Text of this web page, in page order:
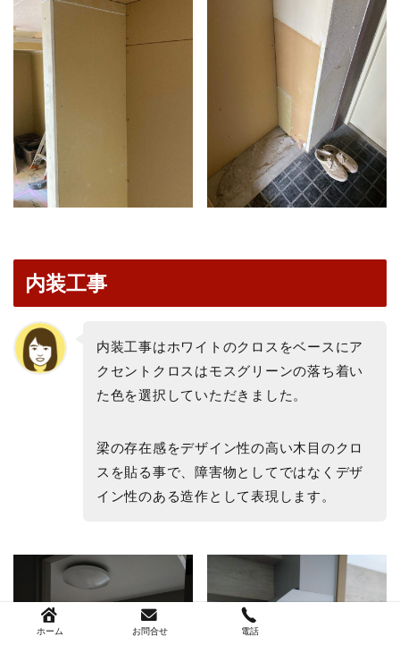
内装工事
内装工事はホワイトのクロスをベースにア
クセントクロスはモスグリーンの落ち着い
た色を選択していただきました。
梁の存在感をデザイン性の高い木目のクロ
スを貼る事で、障害物としてではなくデザ
イン性のある造作として表現します。
ホーム お問合せ 電話